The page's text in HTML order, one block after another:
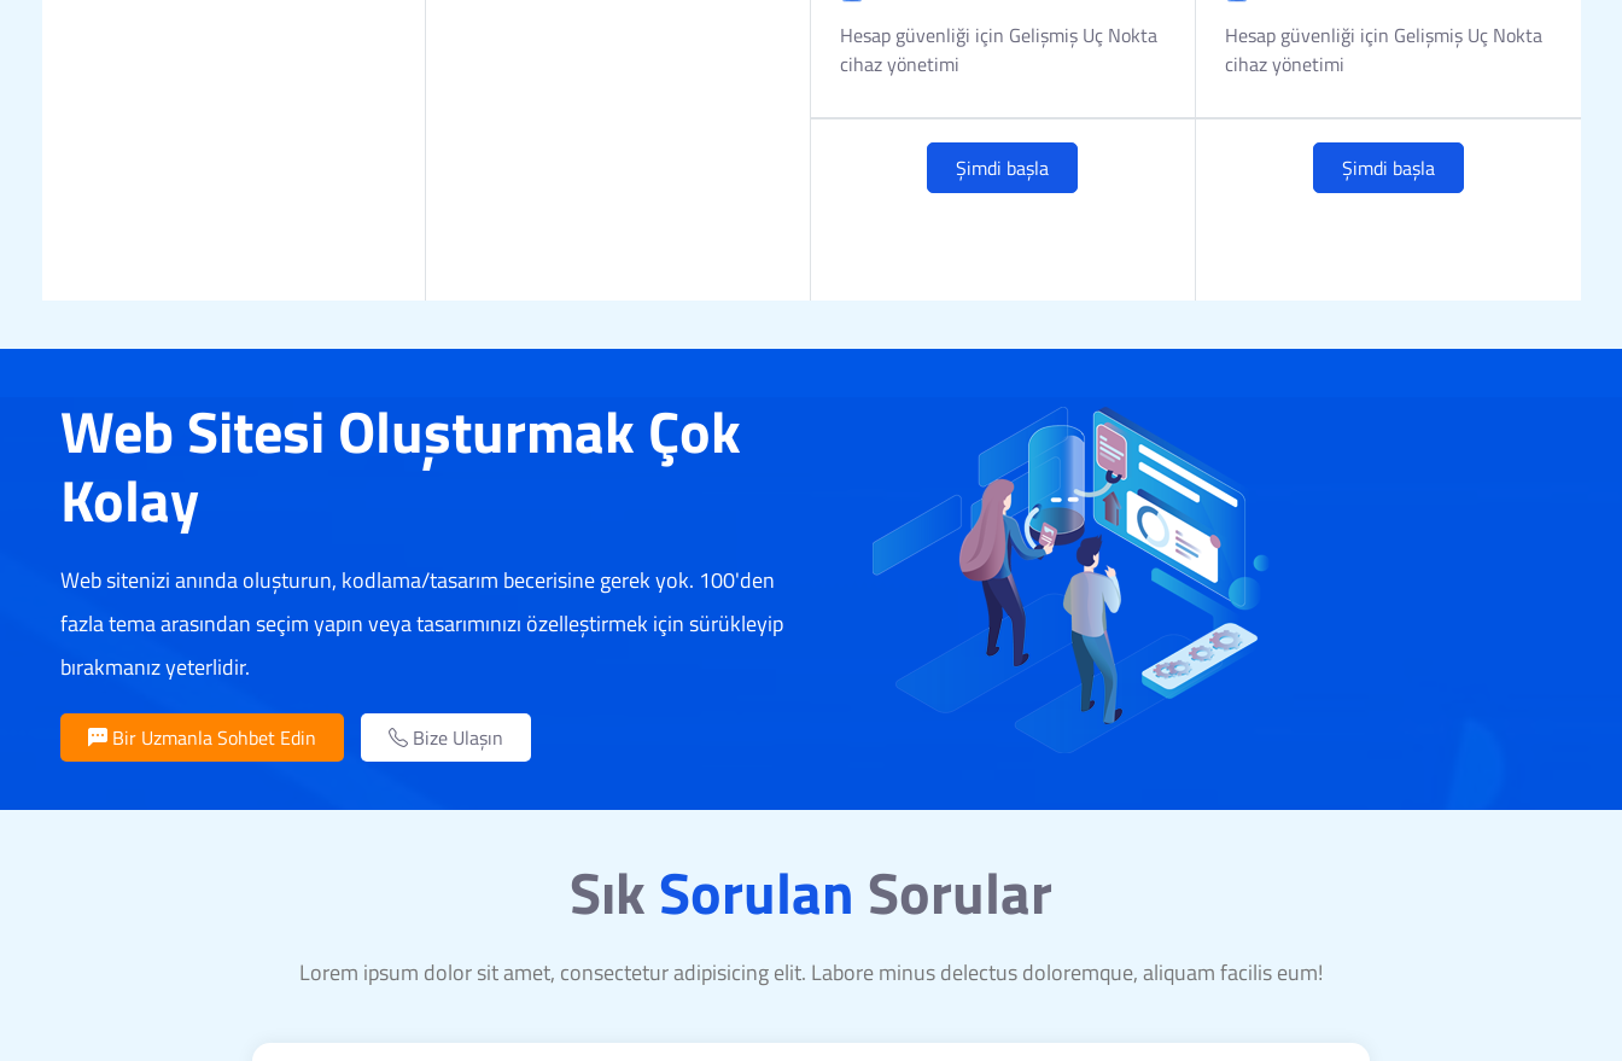
Hesap güvenliği için Gelişmiş Uç Nokta
cihaz yönetimi
Şimdi başla
Hesap güvenliği için Gelişmiş Uç Nokta
cihaz yönetimi
Şimdi başla
Web Sitesi Oluşturmak Çok
Kolay
Web sitenizi anında oluşturun, kodlama/tasarım becerisine gerek yok. 100'den
fazla tema arasından seçim yapın veya tasarımınızı özelleştirmek için sürükleyip
bırakmanız yeterlidir.
Bir Uzmanla Sohbet Edin Bize Ulaşın
SıkSorulan Sorular
Lorem ipsum dolor sit amet, consectetur adipisicing elit. Labore minus delectus doloremque, aliquam facilis eum!